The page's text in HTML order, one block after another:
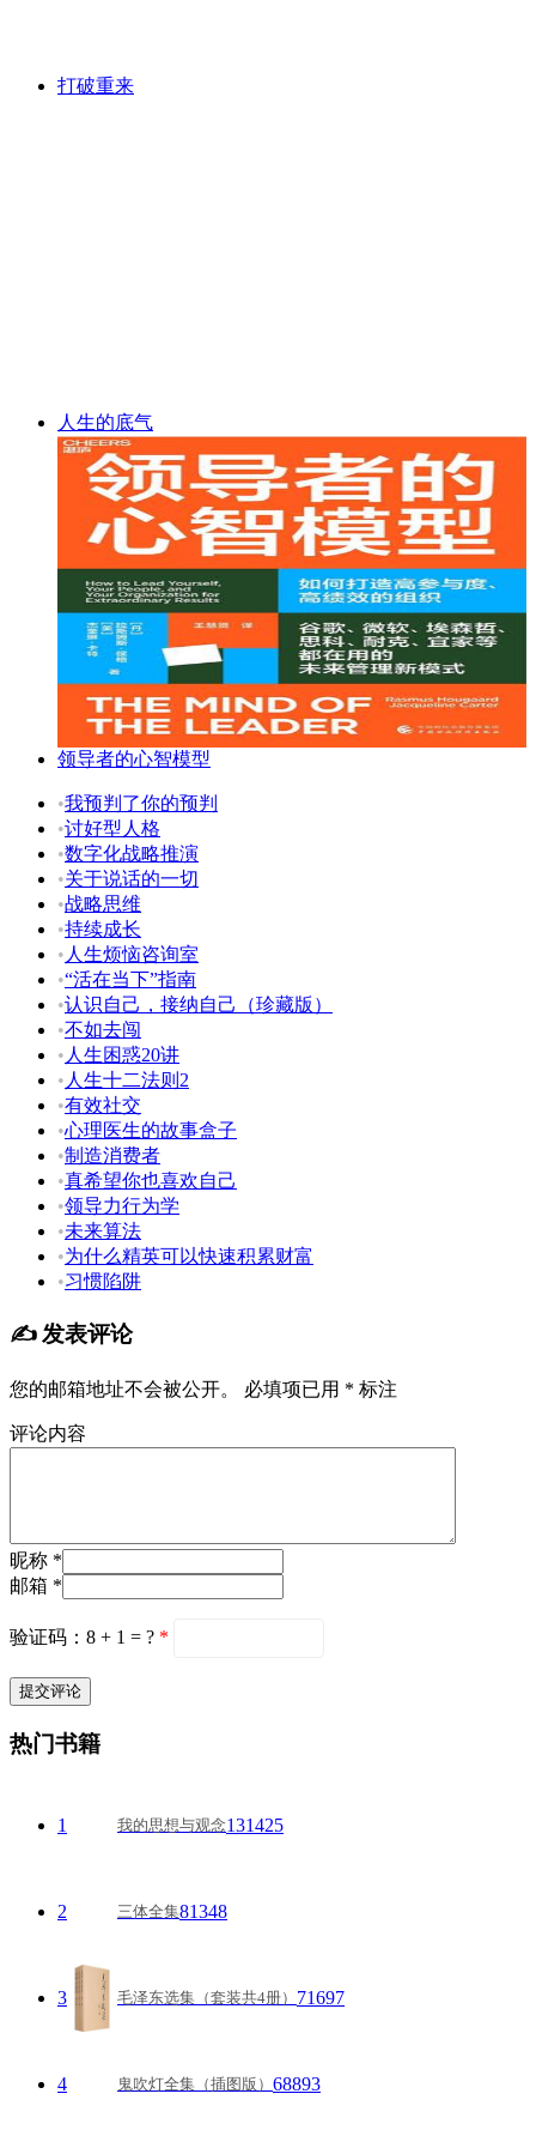
打破重来
人生的底气
领导者的心智模型
•我预判了你的预判
•讨好型人格
•数字化战略推演
•关于说话的一切
•战略思维
•持续成长
•人生烦恼咨询室
•“活在当下”指南
•认识自己，接纳自己（珍藏版）
•不如去闯
•人生困惑20讲
•人生十二法则2
•有效社交
•心理医生的故事盒子
•制造消费者
•真希望你也喜欢自己
•领导力行为学
•未来算法
•为什么精英可以快速积累财富
•习惯陷阱
✍️ 发表评论
您的邮箱地址不会被公开。 必填项已用 * 标注
评论内容
昵称 *
邮箱 *
验证码：8 + 1 = ? *
热门书籍
1 我的思想与观念131425
2 三体全集81348
3 毛泽东选集（套装共4册） 71697
4 鬼吹灯全集（插图版） 68893